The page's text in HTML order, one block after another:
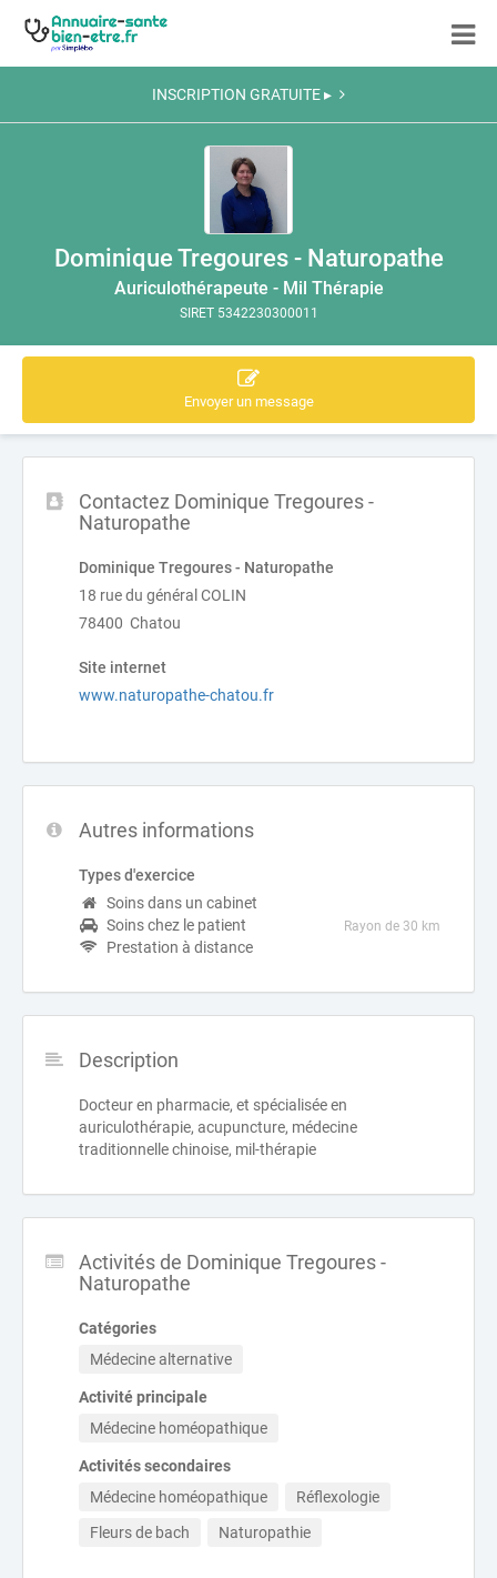
INSCRIPTION GRATUITE ▸
Dominique Tregoures - Naturopathe
Auriculothérapeute - Mil Thérapie
SIRET 5342230300011
Envoyer un message
Contactez Dominique Tregoures -
Naturopathe
Dominique Tregoures - Naturopathe
18 rue du général COLIN
78400 Chatou
Site internet
www.naturopathe-chatou.fr
Autres informations
Types d'exercice
Soins dans un cabinet
Soins chez le patient
Rayon de 30 km
Prestation à distance
Description
Docteur en pharmacie, et spécialisée en
auriculothérapie, acupuncture, médecine
traditionnelle chinoise, mil-thérapie
Activités de Dominique Tregoures -
Naturopathe
Catégories
Médecine alternative
Activité principale
Médecine homéopathique
Activités secondaires
Médecine homéopathique
Réflexologie
Fleurs de bach
Naturopathie